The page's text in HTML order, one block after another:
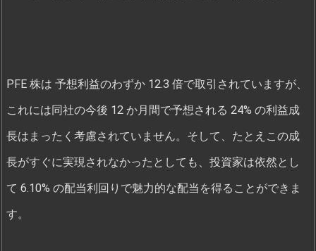
PFE 株は 予想利益のわずか 12.3 倍で取引されていますが、
これには同社の今後 12 か月間で予想される 24% の利益成
長はまったく考慮されていません。そして、たとえこの成
長がすぐに実現されなかったとしても、投資家は依然とし
て 6.10% の配当利回りで魅力的な配当を得ることができま
す。